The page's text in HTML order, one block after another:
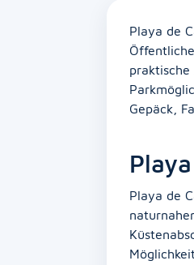
Playa de
Gepäck,
Playa de